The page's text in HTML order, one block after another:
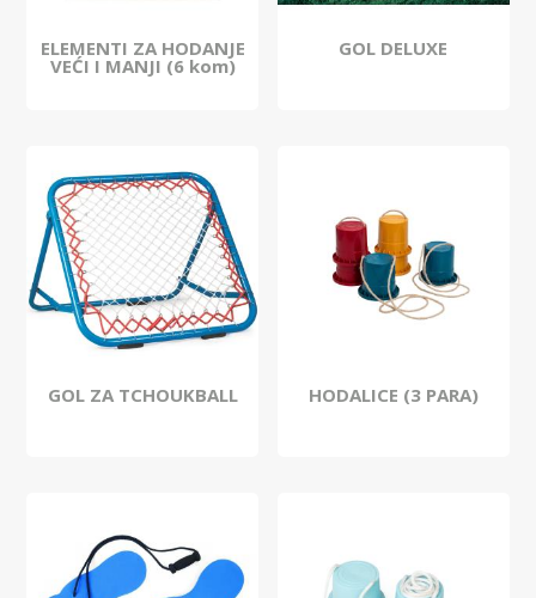
ELEMENTI ZA HODANJE
VEĆI I MANJI (6 kom)
GOL DELUXE
GOL ZA TCHOUKBALL HODALICE (3 PARA)